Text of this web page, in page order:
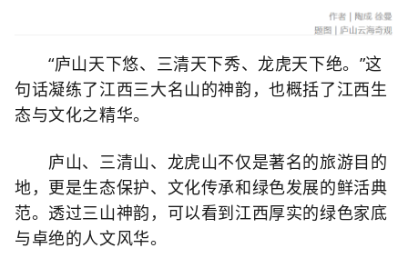
“庐山天下悠、三清天下秀、龙虎天下绝。”这
句话凝练了江西三大名山的神韵，也概括了江西生
态与文化之精华。
庐山、三清山、龙虎山不仅是著名的旅游目的
地，更是生态保护、文化传承和绿色发展的鲜活典
范。透过三山神韵，可以看到江西厚实的绿色家底
与卓绝的人文风华。